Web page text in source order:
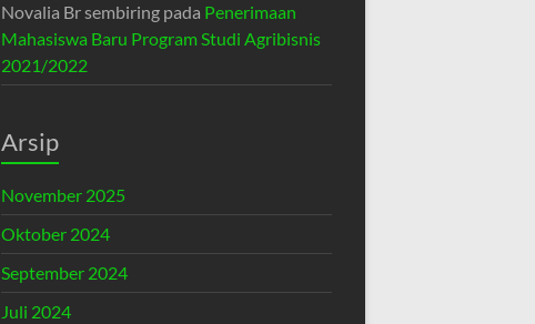
Novalia Br sembiringpada Penerimaan
Mahasiswa Baru Program Studi Agribisnis
2021/2022
Arsip
November 2025
Oktober 2024
September 2024
Juli 2024